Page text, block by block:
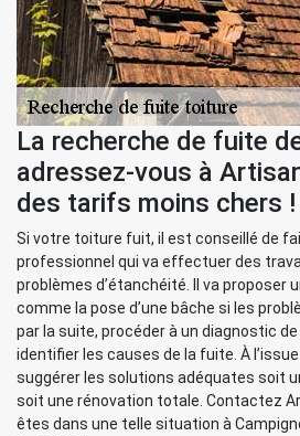
La recherche de fuite
adressez-vous à
des tarifs moins chers !
Si votre toiture fuit, il est conseillé de
professionnel qui va effectuer des
problèmes d’étanchéité. Il va proposer
comme la pose d’une bâche si les
par la suite, procéder à un diagnostic
identifier les causes de la fuite. À
suggérer les solutions adéquates soit
soit une rénovation totale. Contactez
êtes dans une telle situation à